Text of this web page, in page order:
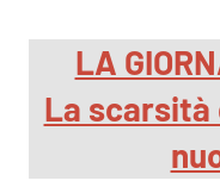
LA
La scarsità